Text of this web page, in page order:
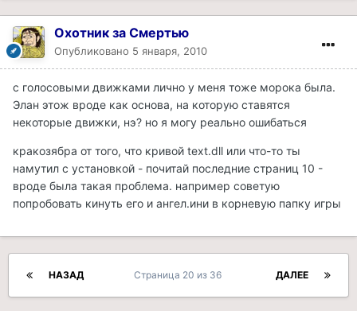
Охотник за Смертью
Опубликовано 5 января, 2010
с голосовыми движками лично у меня тоже морока была.
Элан этож вроде как основа, на которую ставятся
некоторые движки, нэ? но я могу реально ошибаться
кракозябра от того, что кривой text.dll или что-то ты
намутил с установкой - почитай последние страниц 10 -
вроде была такая проблема. например советую
попробовать кинуть его и ангел.ини в корневую папку игры
НАЗАД ДАЛЕЕ
Страница 20 из 36